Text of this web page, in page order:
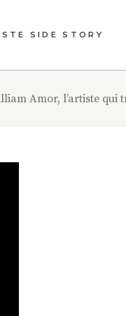
SIDE STORY
GRAINES
Amor, l’artiste qui